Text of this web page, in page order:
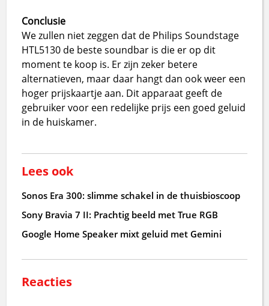
Conclusie
We zullen niet zeggen dat de Philips Soundstage
HTL5130 de beste soundbar is die er op dit
moment te koop is. Er zijn zeker betere
alternatieven, maar daar hangt dan ook weer een
hoger prijskaartje aan. Dit apparaat geeft de
gebruiker voor een redelijke prijs een goed geluid
in de huiskamer.
Lees ook
Sonos Era 300: slimme schakel in de thuisbioscoop
Sony Bravia 7 II: Prachtig beeld met True RGB
Google Home Speaker mixt geluid met Gemini
Reacties